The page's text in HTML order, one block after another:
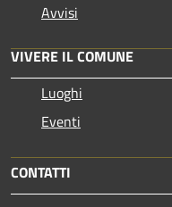
Avvisi
VIVERE IL COMUNE
Luoghi
Eventi
CONTATTI